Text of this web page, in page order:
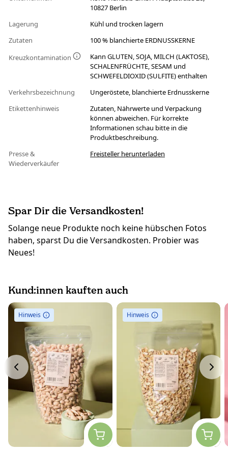
10827 Berlin
Lagerung
Kühl und trocken lagern
Zutaten
100 % blanchierte ERDNUSSKERNE
Kreuzkontamination
Kann GLUTEN, SOJA, MILCH (LAKTOSE),
SCHALENFRÜCHTE, SESAM und
SCHWEFELDIOXID (SULFITE) enthalten
Verkehrsbezeichnung
Ungeröstete, blanchierte Erdnusskerne
Etikettenhinweis
Zutaten, Nährwerte und Verpackung
können abweichen. Für korrekte
Informationen schau bitte in die
Produktbeschreibung.
Presse &
Wiederverkäufer
Freisteller herunterladen
Spar Dir die Versandkosten!
Solange neue Produkte noch keine hübschen Fotos
haben, sparst Du die Versandkosten. Probier was
Neues!
Kund:innen kauften auch
Hinweis Hinweis